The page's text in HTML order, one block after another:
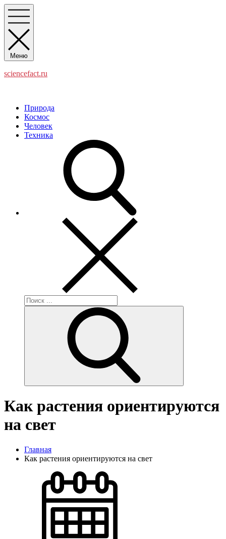
Перейти
содержимому
Меню
sciencefact.ru
Природа
Космос
Человек
Техника
Поиск:
Как растения ориентируются
на свет
Главная
Как растения ориентируются на свет